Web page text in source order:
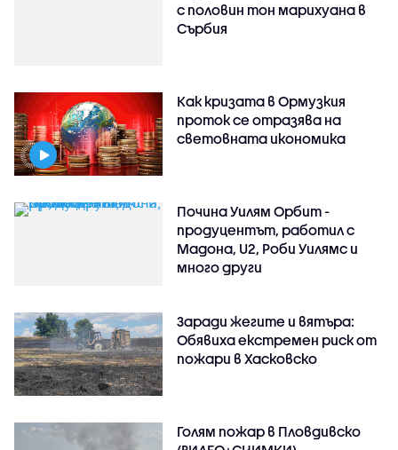
с половин тон марихуана в
Сърбия
Как кризата в Ормузкия
проток се отразява на
световната икономика
Почина Уилям Орбит -
продуцентът, работил с
Мадона, U2, Роби Уилямс и
много други
Заради жегите и вятъра:
Обявиха екстремен риск от
пожари в Хасковско
Голям пожар в Пловдивско